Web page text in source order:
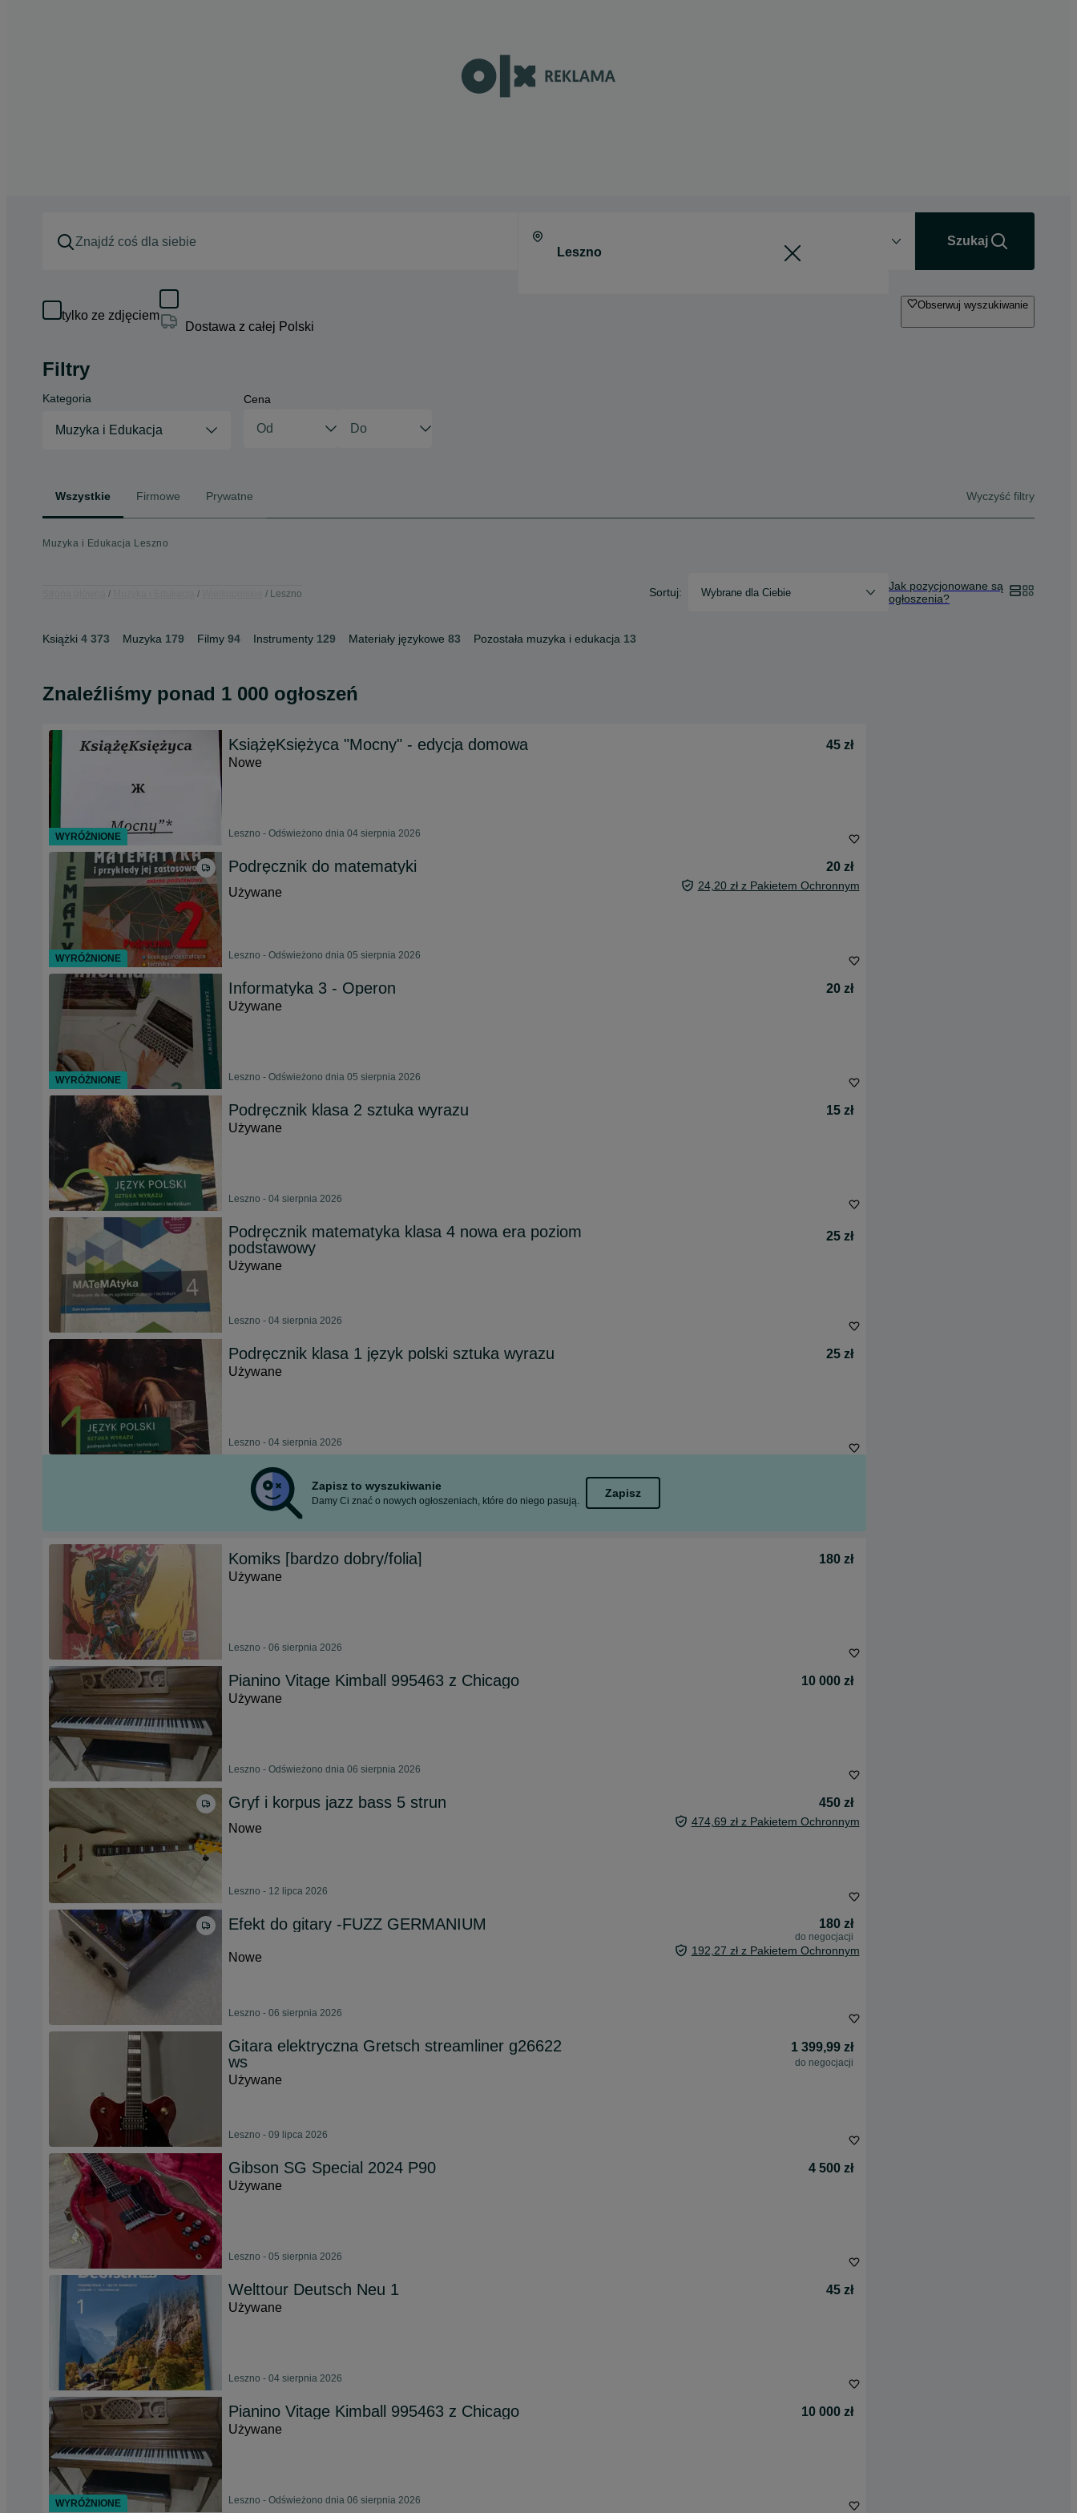
Szukaj
tylko ze zdjęciem
Dostawa z całej Polski
Obserwuj wyszukiwanie
Filtry
Kategoria
Muzyka i Edukacja
Cena
Wszystkie Firmowe Prywatne Wyczyść filtry
Muzyka i Edukacja Leszno
Leszno Sortuj: Wybrane dla Ciebie
Jak pozycjonowane są
ogłoszenia?
Książki 4 373 Muzyka 179 Filmy 94 Instrumenty 129 Materiały językowe 83 Pozostała muzyka i edukacja 13
Znaleźliśmy ponad 1 000 ogłoszeń
KsiążęKsiężyca "Mocny" - edycja domowa
45 zł
Nowe
Leszno - Odświeżono dnia 04 sierpnia 2026
Podręcznik do matematyki
20 zł
Używane
24,20 zł z Pakietem Ochronnym
Leszno - Odświeżono dnia 05 sierpnia 2026
Informatyka 3 - Operon
20 zł
Używane
Leszno - Odświeżono dnia 05 sierpnia 2026
Podręcznik klasa 2 sztuka wyrazu
15 zł
Używane
Leszno - 04 sierpnia 2026
Podręcznik matematyka klasa 4 nowa era poziom
podstawowy
25 zł
Używane
Leszno - 04 sierpnia 2026
Podręcznik klasa 1 język polski sztuka wyrazu
25 zł
Używane
Leszno - 04 sierpnia 2026
Zapisz to wyszukiwanie
Damy Ci znać o nowych ogłoszeniach, które do niego pasują.
Zapisz
Komiks [bardzo dobry/folia]
180 zł
Używane
Leszno - 06 sierpnia 2026
Pianino Vitage Kimball 995463 z Chicago
10 000 zł
Używane
Leszno - Odświeżono dnia 06 sierpnia 2026
Gryf i korpus jazz bass 5 strun
450 zł
Nowe
474,69 zł z Pakietem Ochronnym
Leszno - 12 lipca 2026
Efekt do gitary -FUZZ GERMANIUM 180 zł
do negocjacji
Nowe 192,27 zł z Pakietem Ochronnym
Leszno - 06 sierpnia 2026
Gitara elektryczna Gretsch streamliner g26622
ws
1 399,99 zł
do negocjacji
Używane
Leszno - 09 lipca 2026
Gibson SG Special 2024 P90
4 500 zł
Używane
Leszno - 05 sierpnia 2026
Welttour Deutsch Neu 1
45 zł
Używane
Leszno - 04 sierpnia 2026
Pianino Vitage Kimball 995463 z Chicago
10 000 zł
Używane
Leszno - Odświeżono dnia 06 sierpnia 2026
WYRÓŻNIONE
WYRÓŻNIONE
WYRÓŻNIONE
WYRÓŻNIONE